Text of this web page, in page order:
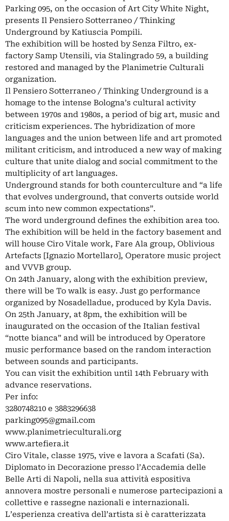
Parking 095, on the occasion of Art City White Night,
presents Il Pensiero Sotterraneo / Thinking
Underground by Katiuscia Pompili.
The exhibition will be hosted by Senza Filtro, ex-
factory Samp Utensili, via Stalingrado 59, a building
restored and managed by the Planimetrie Culturali
organization.
Il Pensiero Sotterraneo / Thinking Underground is a
homage to the intense Bologna’s cultural activity
between 1970s and 1980s, a period of big art, music and
criticism experiences. The hybridization of more
languages and the union between life and art promoted
militant criticism, and introduced a new way of making
culture that unite dialog and social commitment to the
multiplicity of art languages.
Underground stands for both counterculture and “a life
that evolves underground, that converts outside world
scum into new common expectations”.
The word underground defines the exhibition area too.
The exhibition will be held in the factory basement and
will house Ciro Vitale work, Fare Ala group, Oblivious
Artefacts [Ignazio Mortellaro], Operatore music project
and VVVB group.
On 24th January, along with the exhibition preview,
there will be To walk is easy. Just go performance
organized by Nosadelladue, produced by Kyla Davis.
On 25th January, at 8pm, the exhibition will be
inaugurated on the occasion of the Italian festival
“notte bianca” and will be introduced by Operatore
music performance based on the random interaction
between sounds and participants.
You can visit the exhibition until 14th February with
advance reservations.
Per info:
3280748210 e 3883296638
parking095@gmail.com
www.planimetrieculturali.org
www.artefiera.it
Ciro Vitale, classe 1975, vive e lavora a Scafati (Sa).
Diplomato in Decorazione presso l’Accademia delle
Belle Arti di Napoli, nella sua attività espositiva
annovera mostre personali e numerose partecipazioni a
collettive e rassegne nazionali e internazionali.
L’esperienza creativa dell’artista si è caratterizzata